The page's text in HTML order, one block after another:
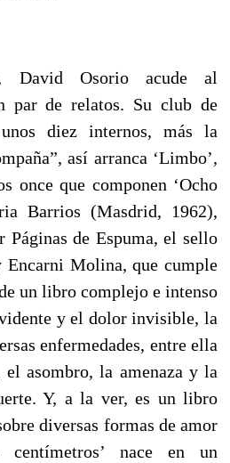
David Osorio acude al
par de relatos. Su club de
diez internos, más la
así arranca ‘Limbo’,
once que componen ‘Ocho
Barrios (Masdrid, 1962),
Páginas de Espuma, el sello
Encarni Molina, que cumple
un libro complejo e intenso
y el dolor invisible, la
enfermedades, entre ella
el asombro, la amenaza y la
Y, a la ver, es un libro
diversas formas de amor
centímetros’ nace en un